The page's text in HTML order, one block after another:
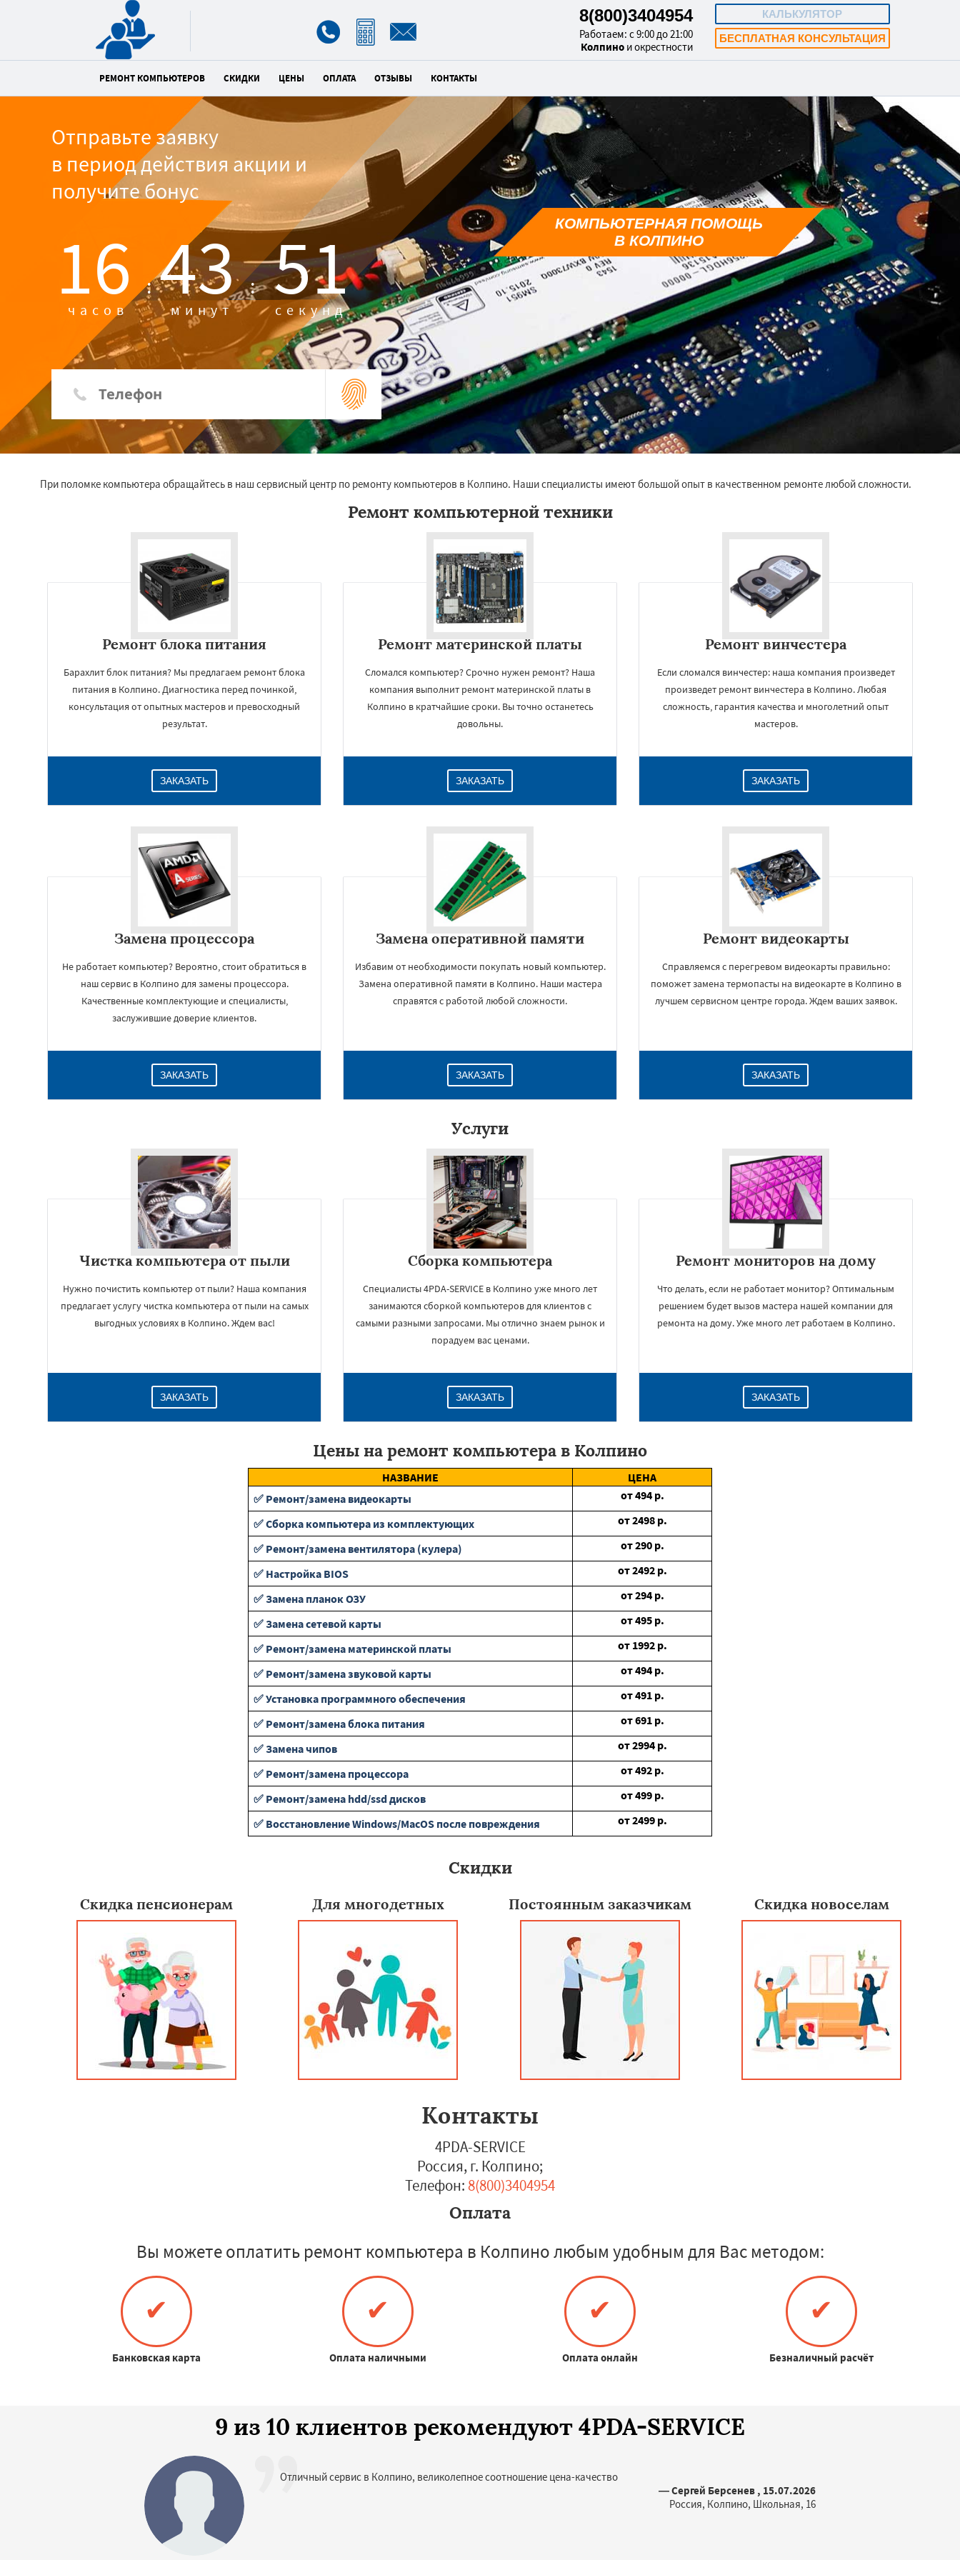
КАЛЬКУЛЯТОР
БЕСПЛАТНАЯ КОНСУЛЬТАЦИЯ
8(800)3404954
Работаем: с 9:00 до 21:00
Колпино и окрестности
РЕМОНТ КОМПЬЮТЕРОВ СКИДКИ ЦЕНЫ ОПЛАТА ОТЗЫВЫ КОНТАКТЫ
Отправьте заявку
в период действия акции и
получите бонус
16 :
часов 43 :
минут 50
секунд
КОМПЬЮТЕРНАЯ ПОМОЩЬ
В КОЛПИНО
При поломке компьютера обращайтесь в наш сервисный центр по ремонту компьютеров в Колпино. Наши специалисты имеют большой опыт в качественном ремонте любой сложности.
Ремонт компьютерной техники
Ремонт блока питания
Барахлит блок питания? Мы предлагаем ремонт блока
питания в Колпино. Диагностика перед починкой,
консультация от опытных мастеров и превосходный
результат.
ЗАКАЗАТЬ
Ремонт материнской платы
Сломался компьютер? Срочно нужен ремонт? Наша
компания выполнит ремонт материнской платы в
Колпино в кратчайшие сроки. Вы точно останетесь
довольны.
ЗАКАЗАТЬ
Ремонт винчестера
Если сломался винчестер: наша компания произведет
произведет ремонт винчестера в Колпино. Любая
сложность, гарантия качества и многолетний опыт
мастеров.
ЗАКАЗАТЬ
Замена процессора
Не работает компьютер? Вероятно, стоит обратиться в
наш сервис в Колпино для замены процессора.
Качественные комплектующие и специалисты,
заслужившие доверие клиентов.
ЗАКАЗАТЬ
Замена оперативной памяти
Избавим от необходимости покупать новый компьютер.
Замена оперативной памяти в Колпино. Наши мастера
справятся с работой любой сложности.
ЗАКАЗАТЬ
Ремонт видеокарты
Справляемся с перегревом видеокарты правильно:
поможет замена термопасты на видеокарте в Колпино в
лучшем сервисном центре города. Ждем ваших заявок.
ЗАКАЗАТЬ
Услуги
Чистка компьютера от пыли
Нужно почистить компьютер от пыли? Наша компания
предлагает услугу чистка компьютера от пыли на самых
выгодных условиях в Колпино. Ждем вас!
ЗАКАЗАТЬ
Сборка компьютера
Специалисты 4PDA-SERVICE в Колпино уже много лет
занимаются сборкой компьютеров для клиентов с
самыми разными запросами. Мы отлично знаем рынок и
порадуем вас ценами.
ЗАКАЗАТЬ
Ремонт мониторов на дому
Что делать, если не работает монитор? Оптимальным
решением будет вызов мастера нашей компании для
ремонта на дому. Уже много лет работаем в Колпино.
ЗАКАЗАТЬ
Цены на ремонт компьютера в Колпино
НАЗВАНИЕ
ЦЕНА
✅ Ремонт/замена видеокарты
от494 р.
✅ Сборка компьютера из комплектующих
от2498 р.
✅ Ремонт/замена вентилятора (кулера)
от290 р.
✅ Настройка BIOS
от2492 р.
✅ Замена планок ОЗУ
от294 р.
✅ Замена сетевой карты
от495 р.
✅ Ремонт/замена материнской платы
от 1992 р.
✅ Ремонт/замена звуковой карты
от494 р.
✅ Установка программного обеспечения
от491 р.
✅ Ремонт/замена блока питания
от691 р.
✅ Замена чипов
от2994 р.
✅ Ремонт/замена процессора
от492 р.
✅ Ремонт/замена hdd/ssd дисков
от499 р.
✅ Восстановление Windows/MacOS после повреждения
от2499 р.
Скидки
Скидка пенсионерам Для многодетных Постоянным заказчикам Скидка новоселам
Контакты
4PDA-SERVICE
Россия, г. Колпино;
Телефон: 8(800)3404954
Оплата
Вы можете оплатить ремонт компьютера в Колпино любым удобным для Вас методом:
✔
Банковская карта
✔
Оплата наличными
✔
Оплата онлайн
✔
Безналичный расчёт
9 из 10 клиентов рекомендуют 4PDA-SERVICE
Отличный сервис в Колпино, великолепное соотношение цена-качество
— Сергей Берсенев , 15.07.2026
Россия, Колпино, Школьная, 16
Даю согласие на обработку персональных данных